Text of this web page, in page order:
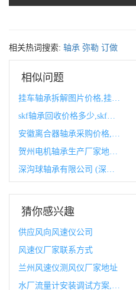
相关热词搜索: 轴承 弥勒 订做
相似问题
猜你感兴趣
供应风向风速仪公司
风速仪厂家联系方式
兰州风速仪测风仪厂家地址